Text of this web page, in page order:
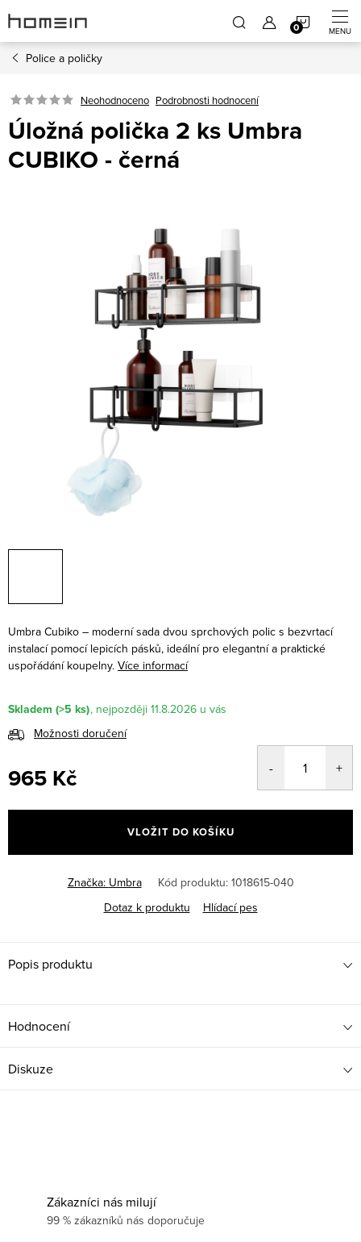
na
obsah
Police a poličky
Neohodnoceno Podrobnosti hodnocení
Úložná polička 2 ks Umbra
CUBIKO - černá
Umbra Cubiko – moderní sada dvou sprchových polic s bezvrtací
instalací pomocí lepicích pásků, ideální pro elegantní a praktické
uspořádání koupelny. Více informací
Skladem (>5 ks)
11.8.2026
Možnosti doručení
965 Kč
cena:
VLOŽIT DO KOŠÍKU
Značka: Umbra Kód produktu: 1018615-040
Dotaz k produktu
Hlídací pes
Popis produktu
Hodnocení
Diskuze
Zákazníci nás milují
99 % zákazníků nás doporučuje